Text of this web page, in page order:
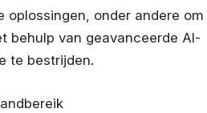
oplossingen, onder andere om
behulp van geavanceerde AI-
te bestrijden.